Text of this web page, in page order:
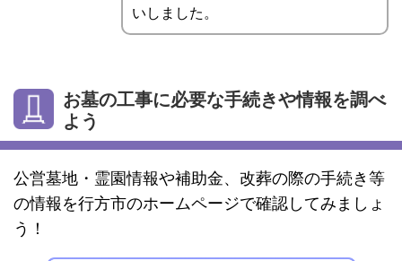
いしました。
お墓の工事に必要な手続きや情報を調べ
よう
公営墓地・霊園情報や補助金、改葬の際の手続き等
の情報を行方市のホームページで確認してみましょ
う！